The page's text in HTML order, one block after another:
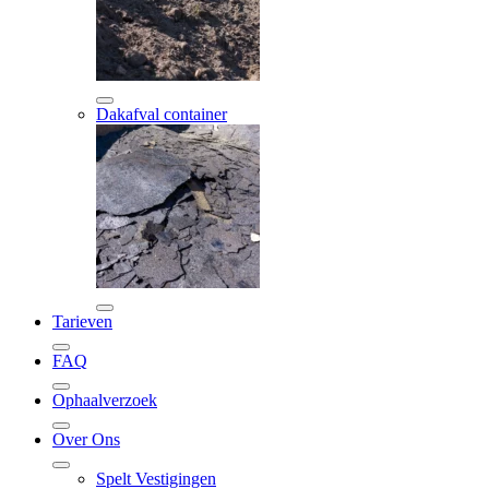
Dakafval container
Tarieven
FAQ
Ophaalverzoek
Over Ons
Spelt Vestigingen